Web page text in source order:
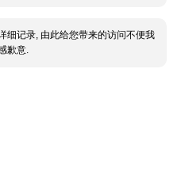
细记录, 由此给您带来的访问不便我
歉意.